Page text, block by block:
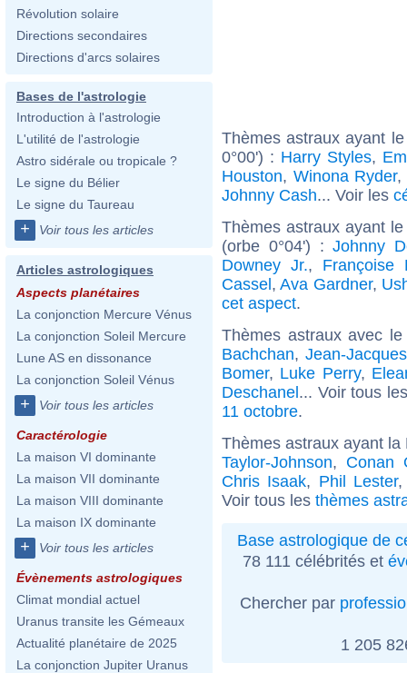
Révolution solaire
Directions secondaires
Directions d'arcs solaires
Bases de l'astrologie
Introduction à l'astrologie
L'utilité de l'astrologie
Astro sidérale ou tropicale ?
Le signe du Bélier
Le signe du Taureau
+ Voir tous les articles
Articles astrologiques
Aspects planétaires
La conjonction Mercure Vénus
La conjonction Soleil Mercure
Lune AS en dissonance
La conjonction Soleil Vénus
+ Voir tous les articles
Caractérologie
La maison VI dominante
La maison VII dominante
La maison VIII dominante
La maison IX dominante
+ Voir tous les articles
Évènements astrologiques
Climat mondial actuel
Uranus transite les Gémeaux
Actualité planétaire de 2025
La conjonction Jupiter Uranus
Thèmes astraux ayant
0°00') : Harry Styles,
Houston, Winona Ryder,
Johnny Cash... Voir les
Thèmes astraux ayant
(orbe 0°04') :Johnny
Downey Jr., Françoise
Cassel,Ava Gardner,
cet aspect.
Thèmes astraux avec
Bachchan, Jean-
Bomer, Luke Perry,
Deschanel... Voir tous
11 octobre.
Thèmes astraux ayant
Taylor-Johnson, Conan
Chris Isaak, Phil Lester
Voir tous les thèmes
Base astrologique de
78 111 célébrités et
Chercher par
1 205